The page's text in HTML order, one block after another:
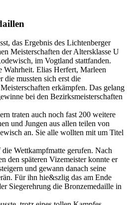
das Ergebnis des Lichtenberger
Meisterschaften der Altersklasse U
im Vogtland stattfanden.
Wahrheit. Elias Herfert, Marleen
mussten sich erst die
erkämpfen. Das gelang
bei den Bezirksmeisterschaften
traten auch noch fast 200 weitere
und Jungen aus allen teilen von
an. Sie alle wollten mit um Titel
Wettkampfmatte gerufen. Nach
den späteren Vizemeister konnte er
und gewann danach seine
Für ihn hie&szlig das am Ende
Siegerehrung die Bronzemedaille in